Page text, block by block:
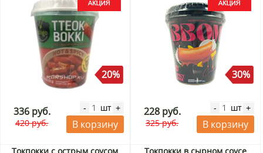
20%
336 руб.
420 руб.
- шт +
В корзину
30%
228 руб.
325 руб.
- шт +
В корзину